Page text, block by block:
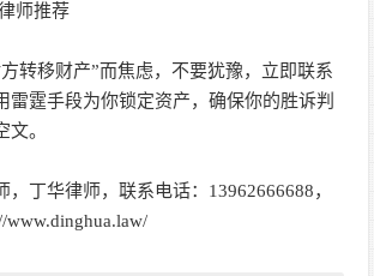
师推荐
转移财产”而焦虑，不要犹豫，立即联系
雷霆手段为你锁定资产，确保你的胜诉判
文。
，丁华律师，联系电话：13962666688，
www.dinghua.law/